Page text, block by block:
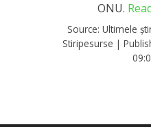
ONU.
Source: Ultimele
Stiripesurse |